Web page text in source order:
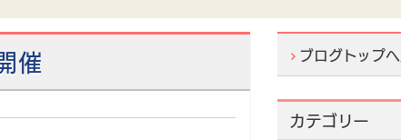
催 ブログトップ
カテゴリー